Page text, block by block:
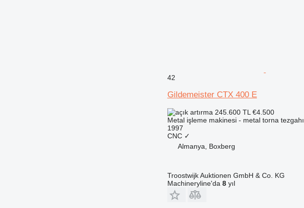
42
Gildemeister CTX 400 E
245.600 TL €4.500
Metal işleme makinesi - metal torna tezgahı
1997
CNC ✓
Almanya, Boxberg
Troostwijk Auktionen GmbH & Co. KG
Machineryline'da 8yıl